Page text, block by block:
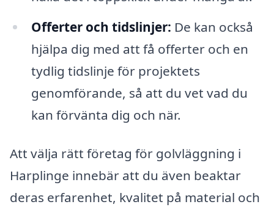
Offerter och tidslinjer: De kan också
hjälpa dig med att få offerter och en
tydlig tidslinje för projektets
genomförande, så att du vet vad du
kan förvänta dig och när.
Att välja rätt företag för golvläggning i
Harplinge innebär att du även beaktar
deras erfarenhet, kvalitet på material och